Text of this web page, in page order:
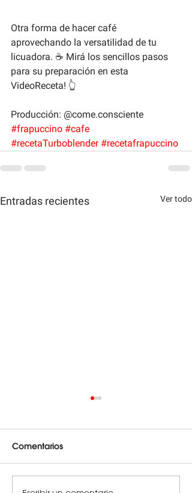
Otra forma de hacer café
aprovechando la versatilidad de tu
licuadora. ☕ Mirá los sencillos pasos
para su preparación en esta
VideoReceta! 👆
Producción: @come.consciente
#frapuccino #cafe
#recetaTurboblender #recetafrapuccino
Entradas recientes Ver todo
Comentarios